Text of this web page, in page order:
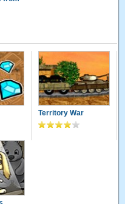
Territory War